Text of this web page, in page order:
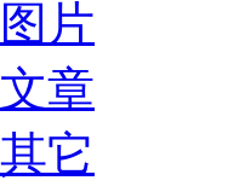
图片
文章
其它